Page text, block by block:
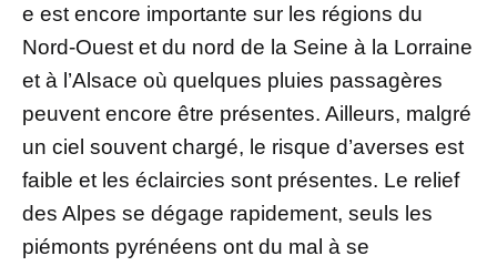
e est encore importante sur les régions du
Nord-Ouest et du nord de la Seine à la Lorraine
et à l’Alsace où quelques pluies passagères
peuvent encore être présentes. Ailleurs, malgré
un ciel souvent chargé, le risque d’averses est
faible et les éclaircies sont présentes. Le relief
des Alpes se dégage rapidement, seuls les
piémonts pyrénéens ont du mal à se